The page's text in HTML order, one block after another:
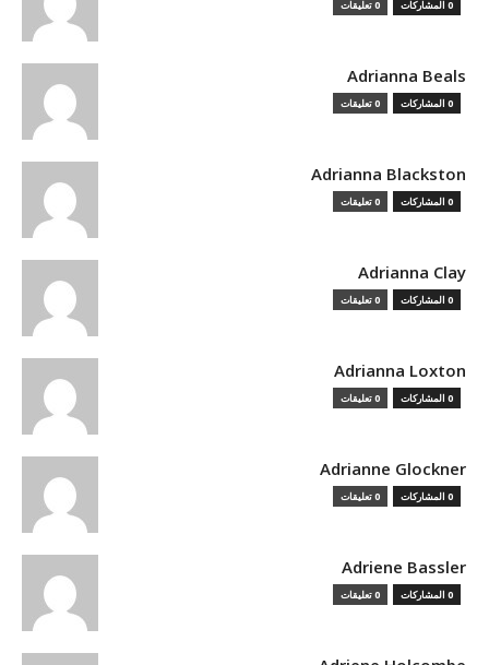
0 المشاركات 0 تعليقات
Adrianna Beals
0 المشاركات 0 تعليقات
Adrianna Blackston
0 المشاركات 0 تعليقات
Adrianna Clay
0 المشاركات 0 تعليقات
Adrianna Loxton
0 المشاركات 0 تعليقات
Adrianne Glockner
0 المشاركات 0 تعليقات
Adriene Bassler
0 المشاركات 0 تعليقات